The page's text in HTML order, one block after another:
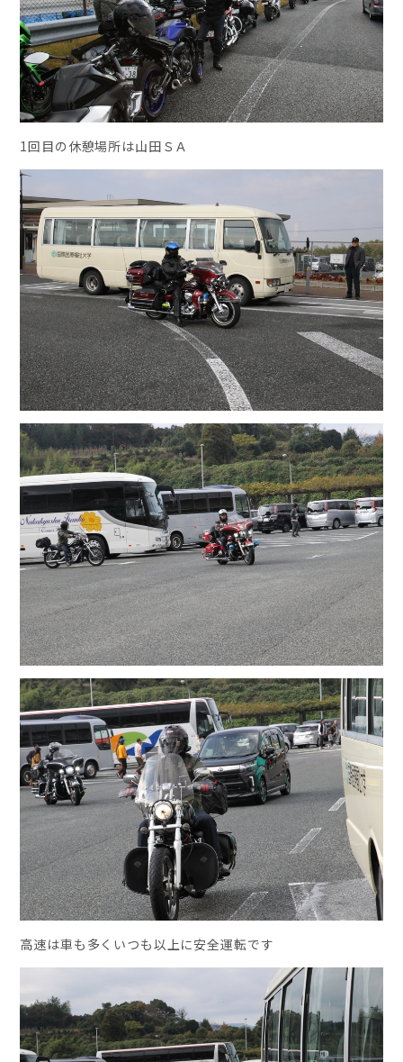
1回目の休憩場所は山田ＳＡ
高速は車も多くいつも以上に安全運転です